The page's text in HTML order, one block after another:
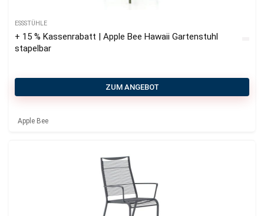
ESSSTÜHLE
+ 15 % Kassenrabatt | Apple Bee Hawaii Gartenstuhl
stapelbar
ZUM ANGEBOT
Apple Bee